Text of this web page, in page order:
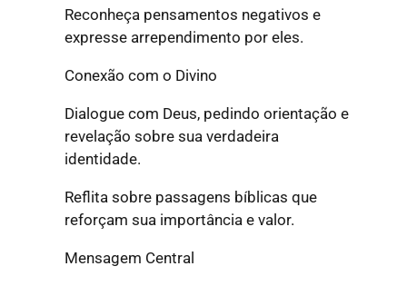
Reconheça pensamentos negativos e
expresse arrependimento por eles.
Conexão com o Divino
Dialogue com Deus, pedindo orientação e
revelação sobre sua verdadeira
identidade.
Reflita sobre passagens bíblicas que
reforçam sua importância e valor.
Mensagem Central